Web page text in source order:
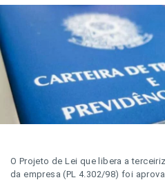
O Projeto de Lei que libera a
da empresa (PL 4.302/98) foi